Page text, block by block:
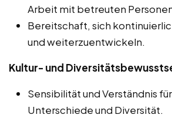
Arbeit mit betreuten
Bereitschaft, sich
und weiterzuentwickeln.
Kultur- und
Sensibilität und Verständnis
Unterschiede und Diversität.